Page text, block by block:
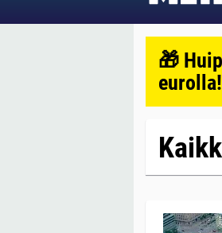
🎁
eurolla!